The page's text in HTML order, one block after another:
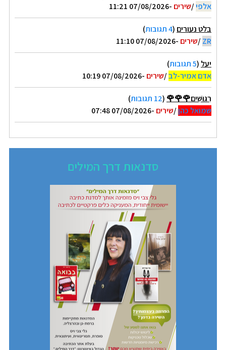
אלפי/שירים -07/08/2026 11:21
בלט נעורים (4 תגובות
)
ZR
/שירים -07/08/2026 11:10
יעל (5 תגובות
)
אדם אמיר-לב/שירים -07/08/2026 10:19
רִגּוּשִׁים🌹🌹🌹 (12 תגובות
)
שמואל כהן/שירים -07/08/2026 07:48
סדנאות דרך המילים